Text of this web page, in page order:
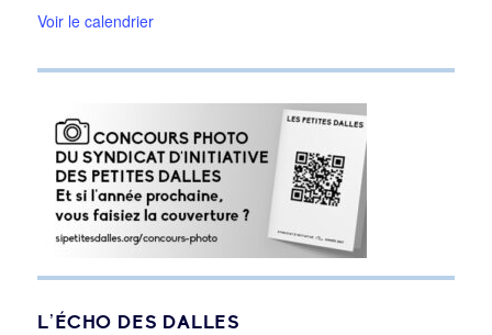
Voir le calendrier
L’ÉCHO DES DALLES